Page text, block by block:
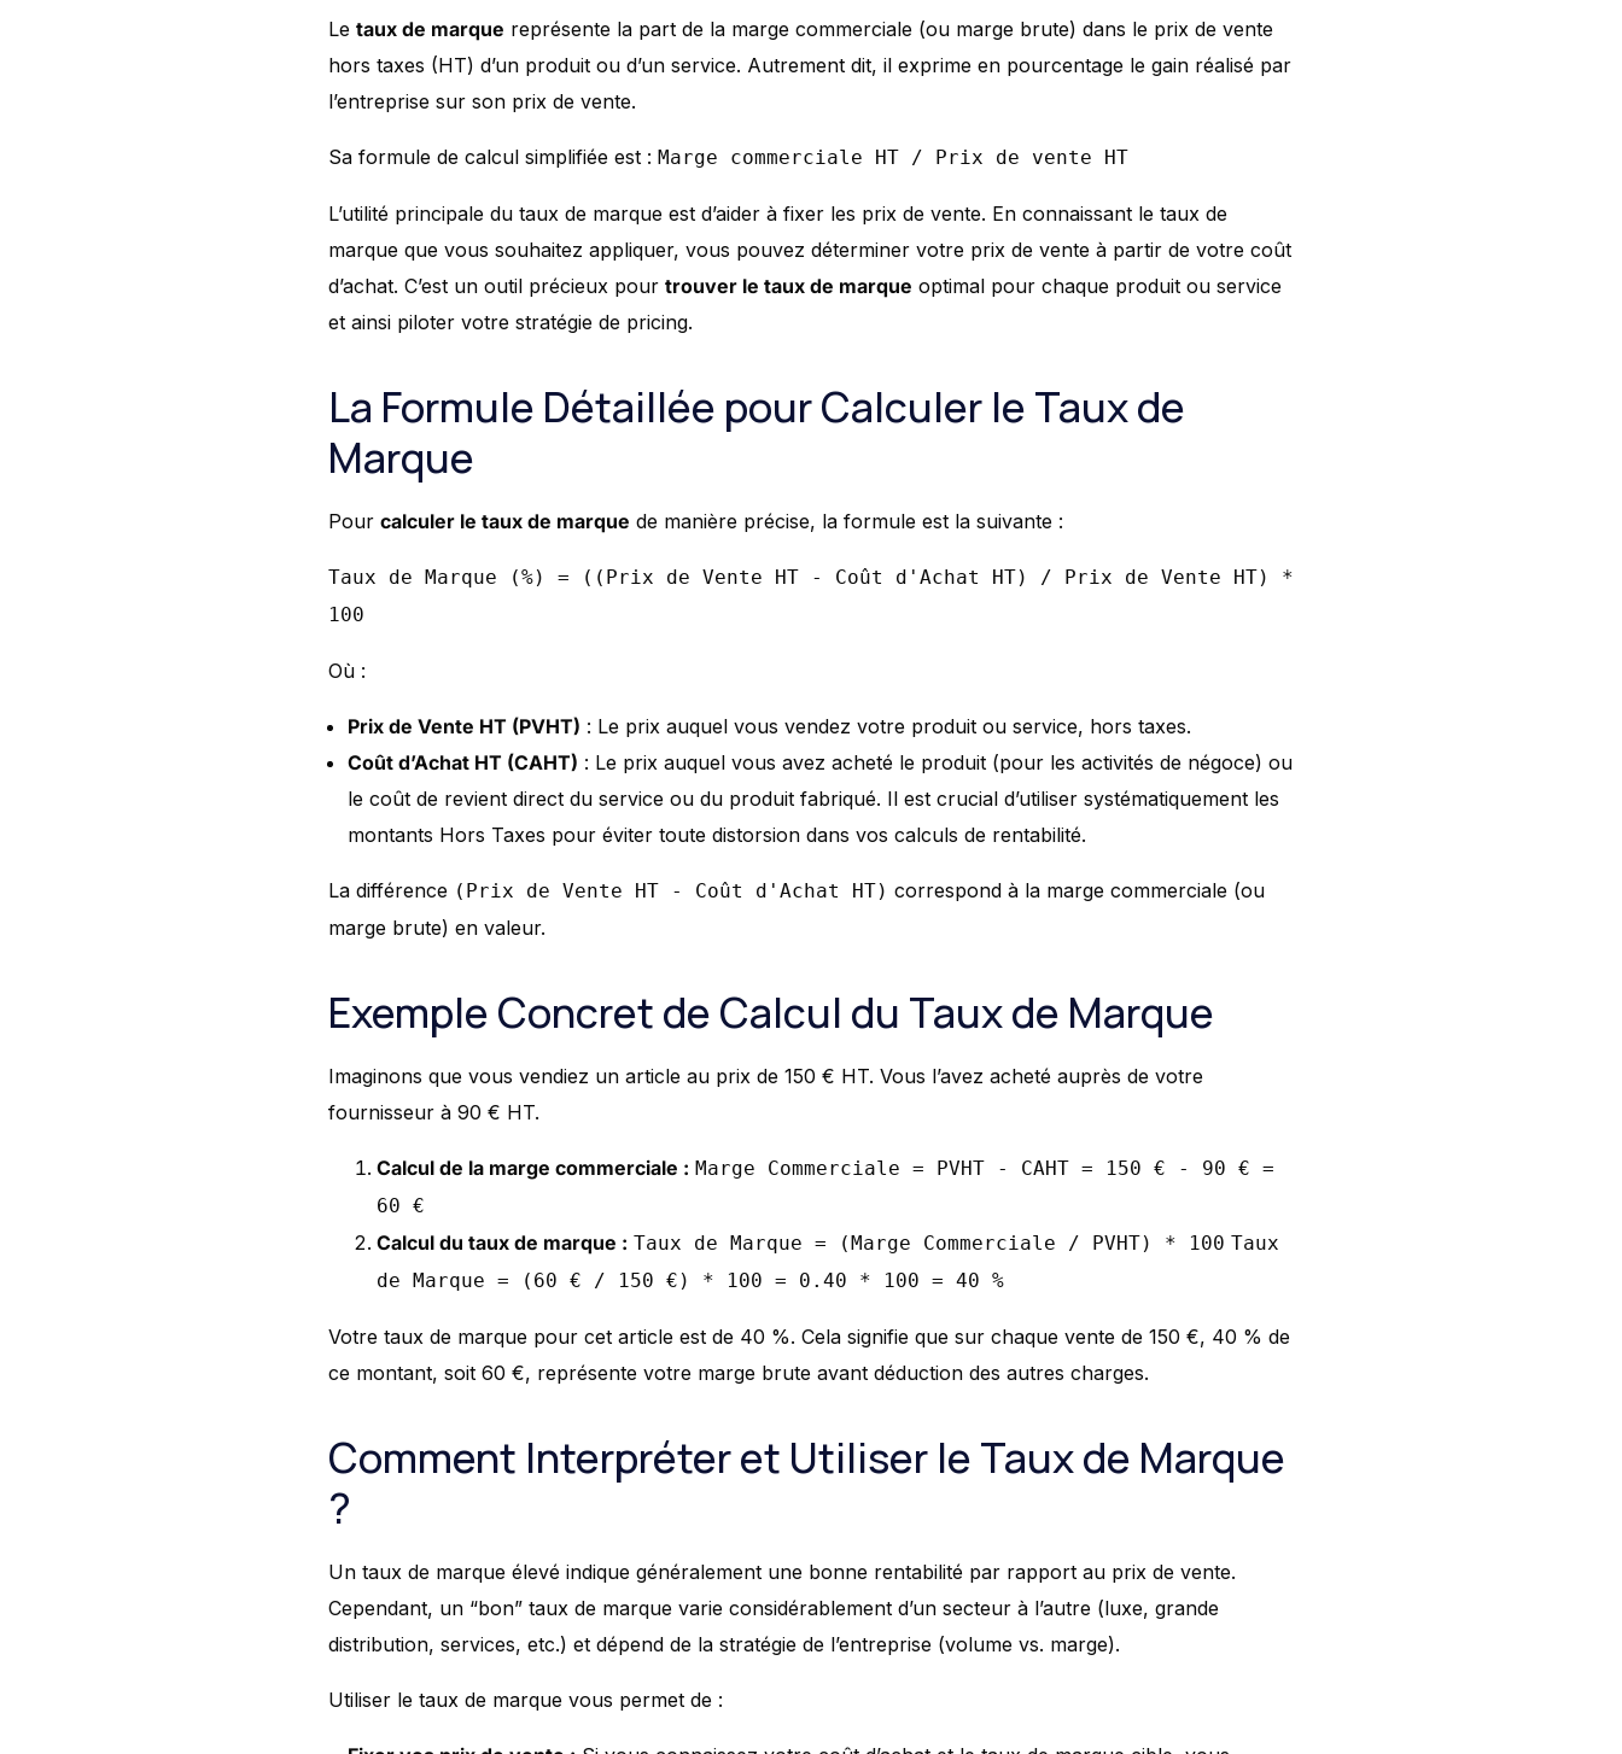
Le taux de marque représente la part de la marge commerciale (ou marge brute) dans le prix de vente
hors taxes (HT) d’un produit ou d’un service. Autrement dit, il exprime en pourcentage le gain réalisé par
l’entreprise sur son prix de vente.
Sa formule de calcul simplifiée est : Marge commerciale HT / Prix de vente HT
L’utilité principale du taux de marque est d’aider à fixer les prix de vente. En connaissant le taux de
marque que vous souhaitez appliquer, vous pouvez déterminer votre prix de vente à partir de votre coût
d’achat. C’est un outil précieux pour trouver le taux de marque optimal pour chaque produit ou service
et ainsi piloter votre stratégie de pricing.
La Formule Détaillée pour Calculer le Taux de
Marque
Pour calculer le taux de marque de manière précise, la formule est la suivante :
Taux de Marque (%) = ((Prix de Vente HT - Coût d'Achat HT) / Prix de Vente HT) *
100
Où :
Prix de Vente HT (PVHT) : Le prix auquel vous vendez votre produit ou service, hors taxes.
Coût d’Achat HT (CAHT) : Le prix auquel vous avez acheté le produit (pour les activités de négoce) ou
le coût de revient direct du service ou du produit fabriqué. Il est crucial d’utiliser systématiquement les
montants Hors Taxes pour éviter toute distorsion dans vos calculs de rentabilité.
La différence (Prix de Vente HT - Coût d'Achat HT) correspond à la marge commerciale (ou
marge brute) en valeur.
Exemple Concret de Calcul du Taux de Marque
Imaginons que vous vendiez un article au prix de 150 € HT. Vous l’avez acheté auprès de votre
fournisseur à 90 € HT.
Calcul de la marge commerciale : Marge Commerciale = PVHT - CAHT = 150 € - 90 € =
60 €
Calcul du taux de marque : Taux de Marque = (Marge Commerciale / PVHT) * 100 Taux
de Marque = (60 € / 150 €) * 100 = 0.40 * 100 = 40 %
Votre taux de marque pour cet article est de 40 %. Cela signifie que sur chaque vente de 150 €, 40 % de
ce montant, soit 60 €, représente votre marge brute avant déduction des autres charges.
Comment Interpréter et Utiliser le Taux de Marque
?
Un taux de marque élevé indique généralement une bonne rentabilité par rapport au prix de vente.
Cependant, un “bon” taux de marque varie considérablement d’un secteur à l’autre (luxe, grande
distribution, services, etc.) et dépend de la stratégie de l’entreprise (volume vs. marge).
Utiliser le taux de marque vous permet de :